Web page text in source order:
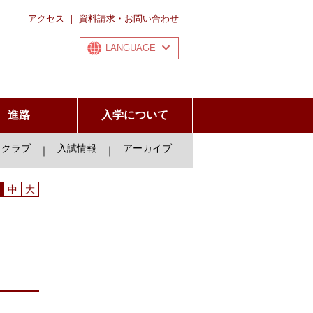
アクセス ｜ 資料請求・お問い合わせ
LANGUAGE
進路 入学について
クラブ ｜ 入試情報 ｜ アーカイブ
中 大